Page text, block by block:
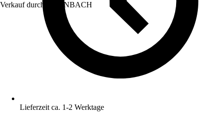
Verkauf durch: HORNBACH
Lieferzeit ca. 1-2 Werktage